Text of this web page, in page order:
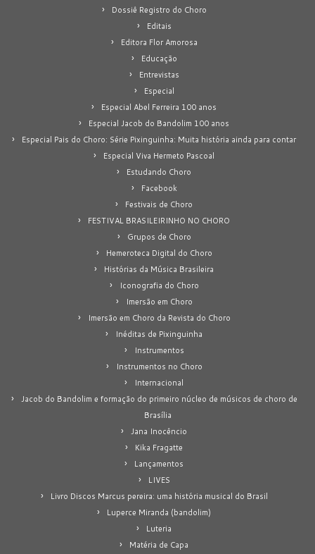
Dossiê Registro do Choro
Editais
Editora Flor Amorosa
Educação
Entrevistas
Especial
Especial Abel Ferreira 100 anos
Especial Jacob do Bandolim 100 anos
Especial Pais do Choro: Série Pixinguinha: Muita história ainda para contar
Especial Viva Hermeto Pascoal
Estudando Choro
Facebook
Festivais de Choro
FESTIVAL BRASILEIRINHO NO CHORO
Grupos de Choro
Hemeroteca Digital do Choro
Histórias da Música Brasileira
Iconografia do Choro
Imersão em Choro
Imersão em Choro da Revista do Choro
Inéditas de Pixinguinha
Instrumentos
Instrumentos no Choro
Internacional
Jacob do Bandolim e formação do primeiro núcleo de músicos de choro de
Brasília
Jana Inocêncio
Kika Fragatte
Lançamentos
LIVES
Livro Discos Marcus pereira: uma história musical do Brasil
Luperce Miranda (bandolim)
Luteria
Matéria de Capa